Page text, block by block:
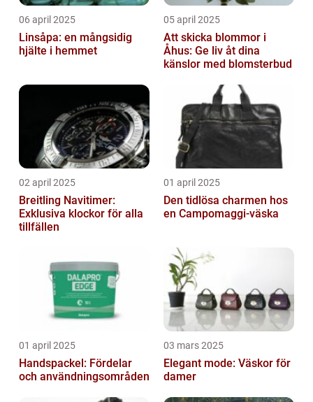
06 april 2025
Linsåpa: en mångsidig
hjälte i hemmet
05 april 2025
Att skicka blommor i
Åhus: Ge liv åt dina
känslor med blomsterbud
02 april 2025
Breitling Navitimer:
Exklusiva klockor för alla
tillfällen
01 april 2025
Den tidlösa charmen hos
en Campomaggi-väska
01 april 2025
Handspackel: Fördelar
och användningsområden
03 mars 2025
Elegant mode: Väskor för
damer